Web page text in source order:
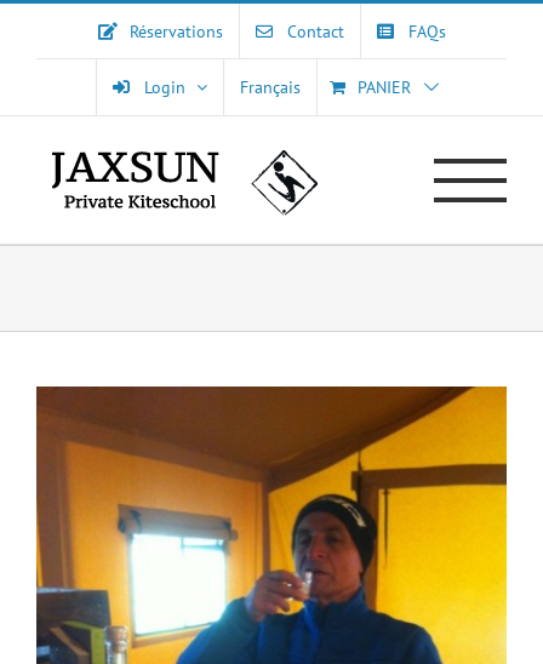
Réservations Contact FAQs
Login Français PANIER